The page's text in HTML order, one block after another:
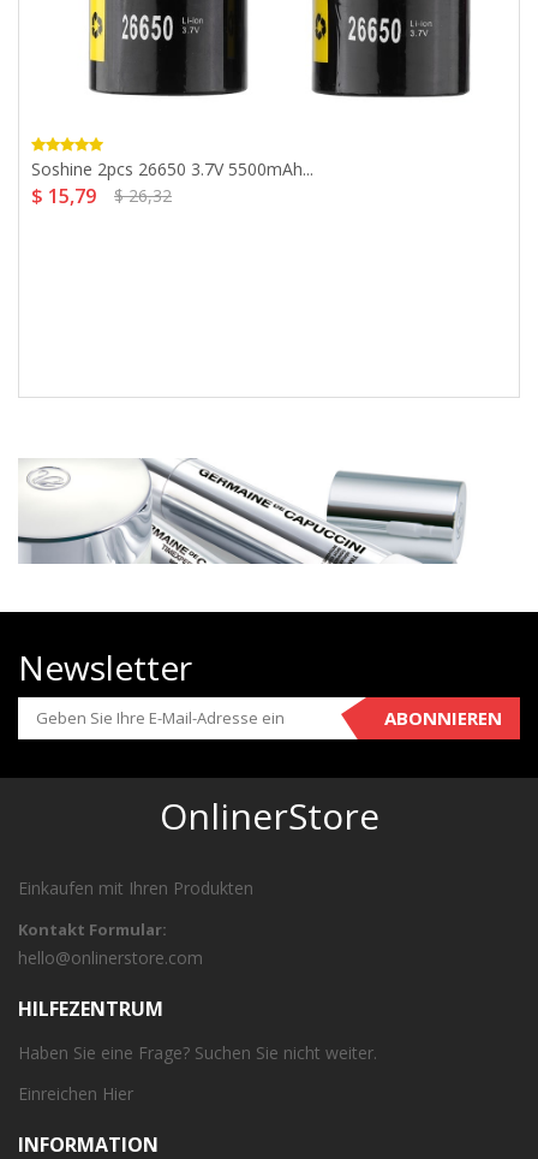
Soshine 2pcs 26650 3.7V 5500mAh...
$ 15,79 $ 26,32
Newsletter
ABONNIEREN
OnlinerStore
Einkaufen mit Ihren Produkten
Kontakt Formular:
hello@onlinerstore.com
HILFEZENTRUM
Haben Sie eine Frage? Suchen Sie nicht weiter.
Einreichen Hier
INFORMATION